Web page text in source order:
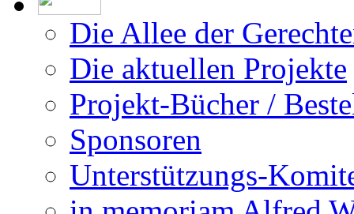
Die Allee der
Die aktuellen Projekte
Projekt-Bücher /
Sponsoren
Unterstützungs-
in memoriam Alfred